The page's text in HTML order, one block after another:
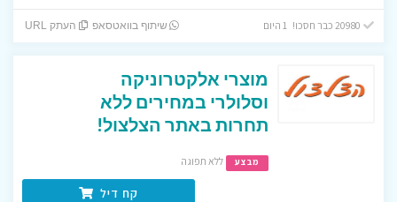
שיתוף בוואטסאפ העתק URL
מוצרי אלקטרוניקה
וסלולרי במחירים ללא
תחרות באתר הצלצול!
מבצע ללא תפוגה
קח דיל